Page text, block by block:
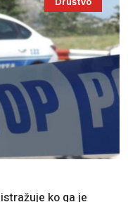
ko ga je